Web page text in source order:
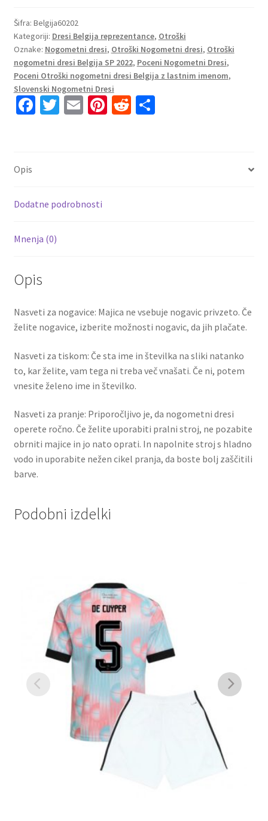
Domači
SP
2022
Kratek
Rokav
+
Kratke
Šifra: Belgija60202
Kategoriji: Dresi Belgija reprezentance, Otroški
Oznake: Nogometni dresi, Otroški Nogometni dresi, Otroški
nogometni dresi Belgija SP 2022, Poceni Nogometni Dresi,
Poceni Otroški nogometni dresi Belgija z lastnim imenom,
Slovenski Nogometni Dresi
Fa
k
T E Pi R S
Opis
Dodatne podrobnosti
Mnenja (0)
Opis
Nasveti za nogavice: Majica ne vsebuje nogavic privzeto. Če
želite nogavice, izberite možnosti nogavic, da jih plačate.
Nasveti za tiskom: Če sta ime in številka na sliki natanko
to, kar želite, vam tega ni treba več vnašati. Če ni, potem
vnesite želeno ime in številko.
Nasveti za pranje: Priporočljivo je, da nogometni dresi
operete ročno. Če želite uporabiti pralni stroj, ne pozabite
obrniti majice in jo nato oprati. In napolnite stroj s hladno
vodo in uporabite nežen cikel pranja, da boste bolj zaščitili
barve.
Podobni izdelki